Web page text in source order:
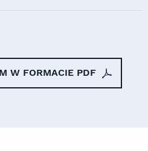
W FORMACIE PDF